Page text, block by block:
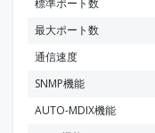
最大ポート数
通信速度
SNMP機能
AUTO-MDIX機能